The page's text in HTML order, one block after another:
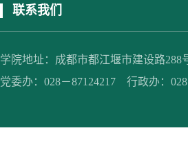
联系我们
学院地址：成都市都江堰市建设路
党委办：028－87124217 行政办：